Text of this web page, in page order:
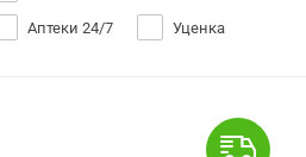
Аптеки 24/7 Уценка